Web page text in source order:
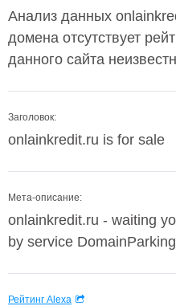
Анализ данных
домена отсутствует
данного сайта
Заголовок:
onlainkredit.ru is for sale
Мета-описание:
onlainkredit.ru - waiting
by service
Рейтинг Alexa